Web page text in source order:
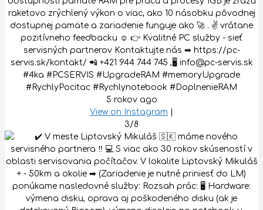
raketovo zrýchlený výkon o viac, ako 10 násobku pôvodnej
dostupnej pamäte a zariadenie funguje ako 🚀 . ✌️ vrátane
pozitívneho feedbacku ☺️ 👉 Kvalitné PC služby - sieť
servisných partnerov Kontaktujte nás ➡ https://pc-
servis.sk/kontakt/ 📲 +421 944 744 745 ,🖥 info@pc-servis.sk
#4ka #PCSERVIS #UpgradeRAM #memoryUpgrade
#RychlyPocitac #Rychlynotebook #DoplnenieRAM
5 rokov ago
View on Instagram |
3/8